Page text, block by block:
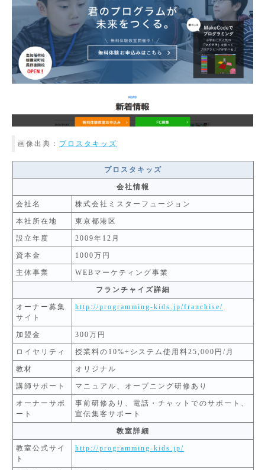
画像出典： プロスタキッズ
プロスタキッズ
会社情報
会社名 株式会社ミスターフュージョン
本社所在地 東京都港区
設立年度 2009年12月
資本金 1000万円
主体事業 WEBマーケティング事業
フランチャイズ詳細
オーナー募集
サイト
http://programming-kids.jp/franchise/
加盟金 300万円
ロイヤリティ 授業料の10%+システム使用料25,000円/月
教材 オリジナル
講師サポート マニュアル、オープニング研修あり
オーナーサポ
ート
事前研修あり、電話・チャットでのサポート、
宣伝集客サポート
教室詳細
教室公式サイ
ト
http://programming-kids.jp/